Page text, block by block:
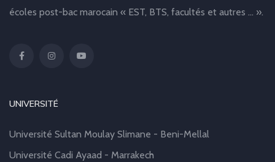
écoles post-bac marocain « EST, BTS, facultés et autres … ».
UNIVERSITÉ
Université Sultan Moulay Slimane - Beni-Mellal
Université Cadi Ayaad - Marrakech